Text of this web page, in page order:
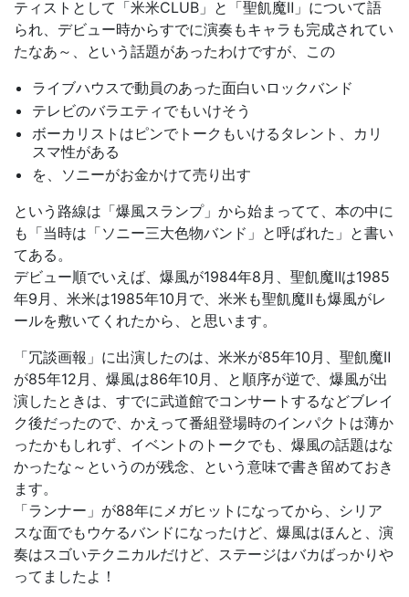
ティストとして「米米CLUB」と「聖飢魔Ⅱ」について語
られ、デビュー時からすでに演奏もキャラも完成されてい
たなあ～、という話題があったわけですが、この
ライブハウスで動員のあった面白いロックバンド
テレビのバラエティでもいけそう
ボーカリストはピンでトークもいけるタレント、カリ
スマ性がある
を、ソニーがお金かけて売り出す
という路線は「爆風スランプ」から始まってて、本の中に
も「当時は「ソニー三大色物バンド」と呼ばれた」と書い
てある。
デビュー順でいえば、爆風が1984年8月、聖飢魔Ⅱは1985
年9月、米米は1985年10月で、米米も聖飢魔Ⅱも爆風がレ
ールを敷いてくれたから、と思います。
「冗談画報」に出演したのは、米米が85年10月、聖飢魔Ⅱ
が85年12月、爆風は86年10月、と順序が逆で、爆風が出
演したときは、すでに武道館でコンサートするなどブレイ
ク後だったので、かえって番組登場時のインパクトは薄か
ったかもしれず、イベントのトークでも、爆風の話題はな
かったな～というのが残念、という意味で書き留めておき
ます。
「ランナー」が88年にメガヒットになってから、シリア
スな面でもウケるバンドになったけど、爆風はほんと、演
奏はスゴいテクニカルだけど、ステージはバカばっかりや
ってましたよ！